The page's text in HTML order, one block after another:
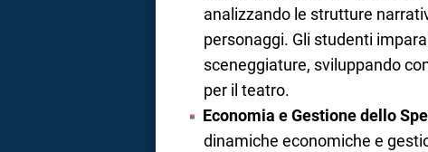
analizzando le strutture
personaggi. Gli studenti
sceneggiature, sviluppando
per il teatro.
Economia e Gestione dello
dinamiche economiche e